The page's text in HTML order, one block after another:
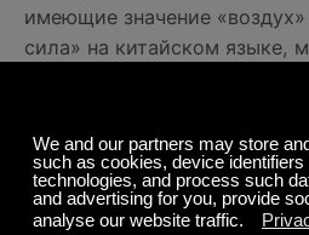
имеющие значение
сила» на китайском языке,
полёта на самолете или
презентацией компании не
свой коврик для йоги,